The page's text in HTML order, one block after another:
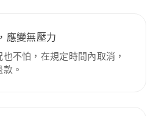
應變無壓力
不怕，在規定時間內取消，
。